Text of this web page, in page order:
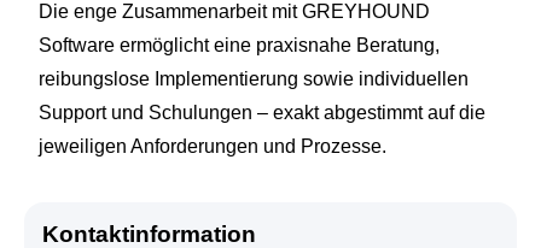
Die enge Zusammenarbeit mit GREYHOUND
Software ermöglicht eine praxisnahe Beratung,
reibungslose Implementierung sowie individuellen
Support und Schulungen – exakt abgestimmt auf die
jeweiligen Anforderungen und Prozesse.
Kontaktinformation